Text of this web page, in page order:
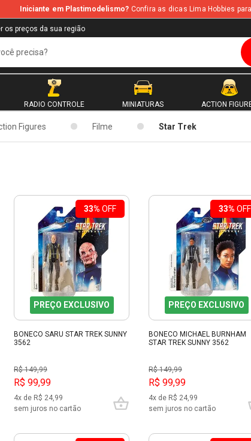
Iniciante em Plastimodelismo? Confira as dicas Lima Hobbies
os preços da sua região
RADIO CONTROLE MINIATURAS ACTION
Figures Filme Star Trek
33% OFF
PREÇO EXCLUSIVO
BONECO SARU STAR TREK SUNNY
3562
R$ 149,99
R$ 99,99
4x de R$ 24,99
sem juros no cartão
33% OFF
PREÇO EXCLUSIVO
BONECO MICHAEL BURNHAM
STAR TREK SUNNY 3562
R$ 149,99
R$ 99,99
4x de R$ 24,99
sem juros no cartão